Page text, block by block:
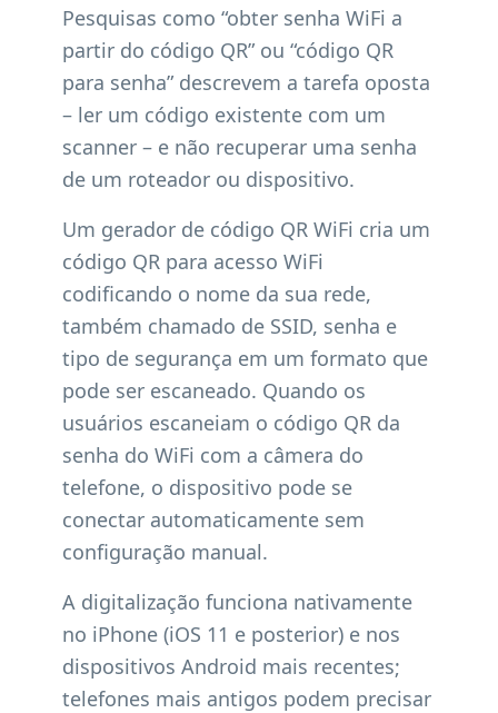
Pesquisas como “obter senha WiFi a
partir do código QR” ou “código QR
para senha” descrevem a tarefa oposta
– ler um código existente com um
scanner – e não recuperar uma senha
de um roteador ou dispositivo.
Um gerador de código QR WiFi cria um
código QR para acesso WiFi
codificando o nome da sua rede,
também chamado de SSID, senha e
tipo de segurança em um formato que
pode ser escaneado. Quando os
usuários escaneiam o código QR da
senha do WiFi com a câmera do
telefone, o dispositivo pode se
conectar automaticamente sem
configuração manual.
A digitalização funciona nativamente
no iPhone (iOS 11 e posterior) e nos
dispositivos Android mais recentes;
telefones mais antigos podem precisar